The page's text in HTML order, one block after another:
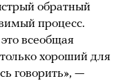
обратный
процесс.
всеобщая
хороший для
говорить», —